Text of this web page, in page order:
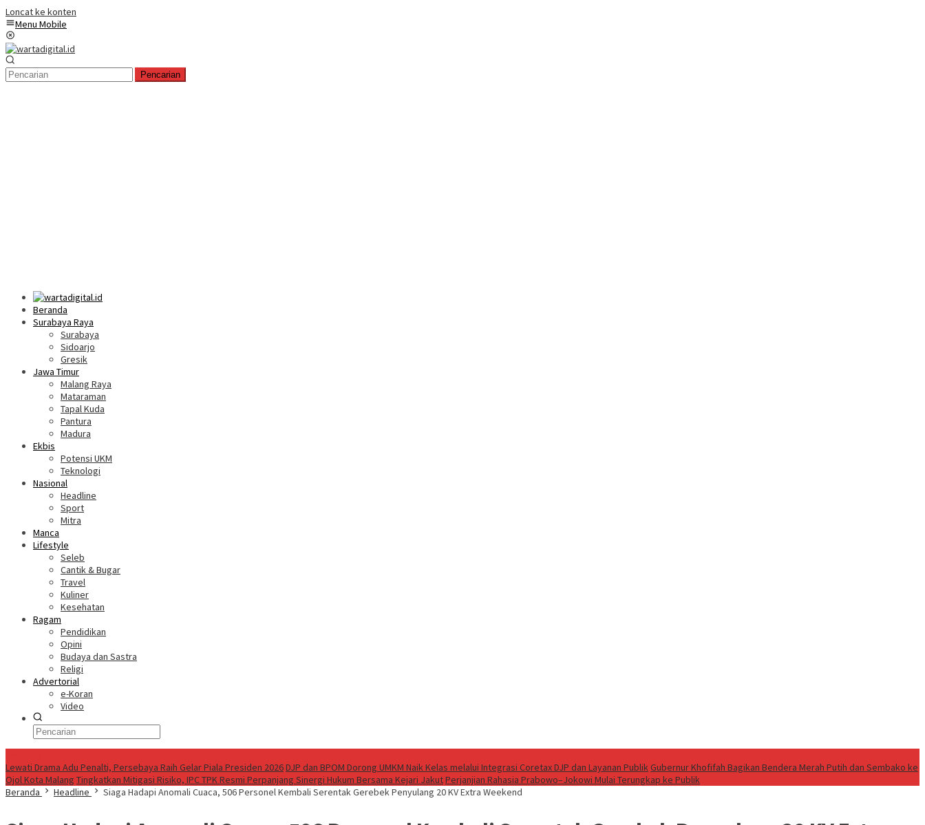
Loncat ke konten
Menu Mobile
Pencarian
Beranda
Surabaya Raya
Surabaya
Sidoarjo
Gresik
Jawa Timur
Malang Raya
Mataraman
Tapal Kuda
Pantura
Madura
Ekbis
Potensi UKM
Teknologi
Nasional
Headline
Sport
Mitra
Manca
Lifestyle
Seleb
Cantik & Bugar
Travel
Kuliner
Kesehatan
Ragam
Pendidikan
Opini
Budaya dan Sastra
Religi
Advertorial
e-Koran
Video
Lewati Drama Adu Penalti, Persebaya Raih Gelar Piala Presiden 2026DJP dan BPOM Dorong UMKM Naik Kelas melalui Integrasi Coretax DJP dan Layanan PublikGubernur Khofifah Bagikan Bendera Merah Putih dan Sembako ke
Ojol Kota Malang Tingkatkan Mitigasi Risiko, IPC TPK Resmi Perpanjang Sinergi Hukum Bersama Kejari JakutPerjanjian Rahasia Prabowo–Jokowi Mulai Terungkap ke Publik
Beranda
Headline Siaga Hadapi Anomali Cuaca, 506 Personel Kembali Serentak Gerebek Penyulang 20 KV Extra Weekend